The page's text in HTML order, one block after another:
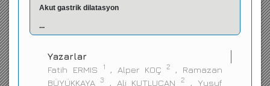
Akut gastrik dilatasyon
...
Yazarlar
Fatih ERMIS
1 , Alper KOÇ 2
, Ramazan
BÜYÜKKAYA 3 , Ali KUTLUCAN2
, Yusuf